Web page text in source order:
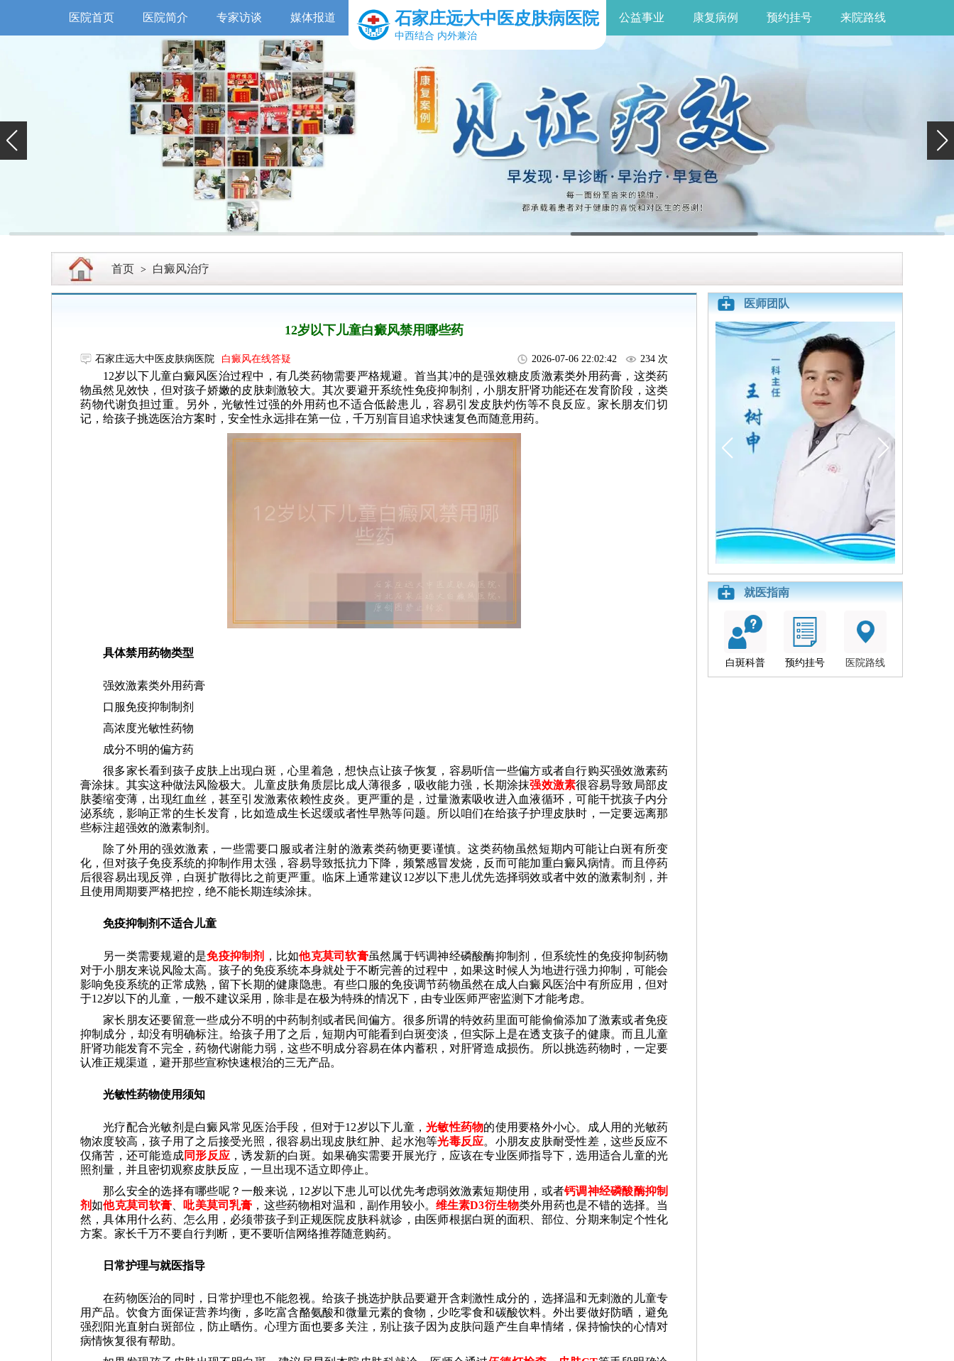
医院首页 医院简介 专家访谈 媒体报道 石家庄远大中医皮肤病医院
中西结合 内外兼治
公益事业 康复病例 预约挂号 来院路线
首页 > 白癜风治疗
12岁以下儿童白癜风禁用哪些药
石家庄远大中医皮肤病医院 白癜风在线答疑 2026-07-06 22:02:42 234 次
12岁以下儿童白癜风医治过程中，有几类药物需要严格规避。首当其冲的是强效糖皮质激素类外用药膏，这类药
物虽然见效快，但对孩子娇嫩的皮肤刺激较大。其次要避开系统性免疫抑制剂，小朋友肝肾功能还在发育阶段，这类
药物代谢负担过重。另外，光敏性过强的外用药也不适合低龄患儿，容易引发皮肤灼伤等不良反应。家长朋友们切
记，给孩子挑选医治方案时，安全性永远排在第一位，千万别盲目追求快速复色而随意用药。
具体禁用药物类型
强效激素类外用药膏
口服免疫抑制制剂
高浓度光敏性药物
成分不明的偏方药
很多家长看到孩子皮肤上出现白斑，心里着急，想快点让孩子恢复，容易听信一些偏方或者自行购买强效激素药
膏涂抹。其实这种做法风险极大。儿童皮肤角质层比成人薄很多，吸收能力强，长期涂抹强效激素很容易导致局部皮
肤萎缩变薄，出现红血丝，甚至引发激素依赖性皮炎。更严重的是，过量激素吸收进入血液循环，可能干扰孩子内分
泌系统，影响正常的生长发育，比如造成生长迟缓或者性早熟等问题。所以咱们在给孩子护理皮肤时，一定要远离那
些标注超强效的激素制剂。
除了外用的强效激素，一些需要口服或者注射的激素类药物更要谨慎。这类药物虽然短期内可能让白斑有所变
化，但对孩子免疫系统的抑制作用太强，容易导致抵抗力下降，频繁感冒发烧，反而可能加重白癜风病情。而且停药
后很容易出现反弹，白斑扩散得比之前更严重。临床上通常建议12岁以下患儿优先选择弱效或者中效的激素制剂，并
且使用周期要严格把控，绝不能长期连续涂抹。
免疫抑制剂不适合儿童
另一类需要规避的是免疫抑制剂 ，比如他克莫司软膏虽然属于钙调神经磷酸酶抑制剂，但系统性的免疫抑制药物
对于小朋友来说风险太高。孩子的免疫系统本身就处于不断完善的过程中，如果这时候人为地进行强力抑制，可能会
影响免疫系统的正常成熟，留下长期的健康隐患。有些口服的免疫调节药物虽然在成人白癜风医治中有所应用，但对
于12岁以下的儿童，一般不建议采用，除非是在极为特殊的情况下，由专业医师严密监测下才能考虑。
家长朋友还要留意一些成分不明的中药制剂或者民间偏方。很多所谓的特效药里面可能偷偷添加了激素或者免疫
抑制成分，却没有明确标注。给孩子用了之后，短期内可能看到白斑变淡，但实际上是在透支孩子的健康。而且儿童
肝肾功能发育不完全，药物代谢能力弱，这些不明成分容易在体内蓄积，对肝肾造成损伤。所以挑选药物时，一定要
认准正规渠道，避开那些宣称快速根治的三无产品。
光敏性药物使用须知
光疗配合光敏剂是白癜风常见医治手段，但对于12岁以下儿童， 光敏性药物的使用要格外小心。成人用的光敏药
物浓度较高，孩子用了之后接受光照，很容易出现皮肤红肿、起水泡等光毒反应。小朋友皮肤耐受性差，这些反应不
仅痛苦，还可能造成同形反应 ，诱发新的白斑。如果确实需要开展光疗，应该在专业医师指导下，选用适合儿童的光
照剂量，并且密切观察皮肤反应，一旦出现不适立即停止。
那么安全的选择有哪些呢？一般来说，12岁以下患儿可以优先考虑弱效激素短期使用，或者钙调神经磷酸酶抑制
剂如他克莫司软膏 吡美莫司乳膏 ，这些药物相对温和，副作用较小。维生素D3衍生物类外用药也是不错的选择。当
然，具体用什么药、怎么用，必须带孩子到正规医院皮肤科就诊，由医师根据白斑的面积、部位、分期来制定个性化
方案。家长千万不要自行判断，更不要听信网络推荐随意购药。
日常护理与就医指导
在药物医治的同时，日常护理也不能忽视。给孩子挑选护肤品要避开含刺激性成分的，选择温和无刺激的儿童专
用产品。饮食方面保证营养均衡，多吃富含酪氨酸和微量元素的食物，少吃零食和碳酸饮料。外出要做好防晒，避免
强烈阳光直射白斑部位，防止晒伤。心理方面也要多关注，别让孩子因为皮肤问题产生自卑情绪，保持愉快的心情对
病情恢复很有帮助。
医师团队
就医指南
白斑科普 预约挂号 医院路线